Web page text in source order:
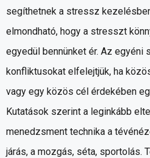
segíthetnek a stressz
elmondható, hogy a stresszt
egyedül bennünket ér. Az egyéni
konfliktusokat elfelejtjük, ha
vagy egy közös cél érdekében
Kutatások szerint a leginkább
menedzsment technika a
járás, a mozgás, séta, sportolás.